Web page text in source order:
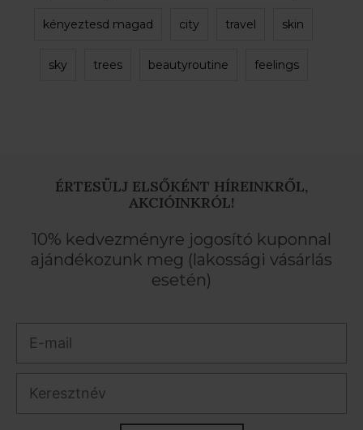
kényeztesd magad city travel skin
sky trees beautyroutine feelings
ÉRTESÜLJ ELSŐKÉNT HÍREINKRŐL,
AKCIÓINKRÓL!
10% kedvezményre jogosító kuponnal
ajándékozunk meg (lakossági vásárlás
esetén)